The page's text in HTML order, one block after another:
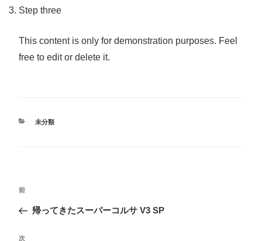
Step three
This content is only for demonstration purposes. Feel
free to edit or delete it.
カ
未分類
投
ナ
ビ
前
の
前
帰ってきたスーパーコルサ V3 SP
次